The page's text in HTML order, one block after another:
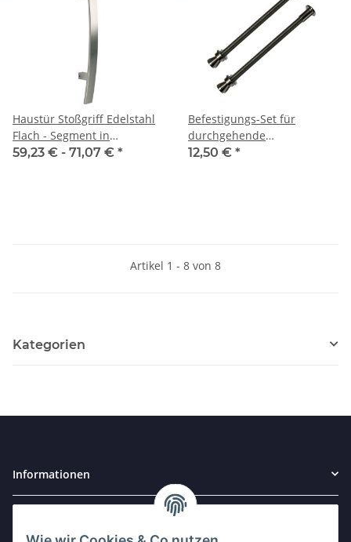
Haustür Stoßgriff Edelstahl
Flach - Segment in
verschiedenen Längen
59,23 € - 71,07 € *
Befestigungs-Set für
durchgehende
Verschraubung
12,50 € *
Artikel 1 - 8 von 8
Kategorien
Informationen